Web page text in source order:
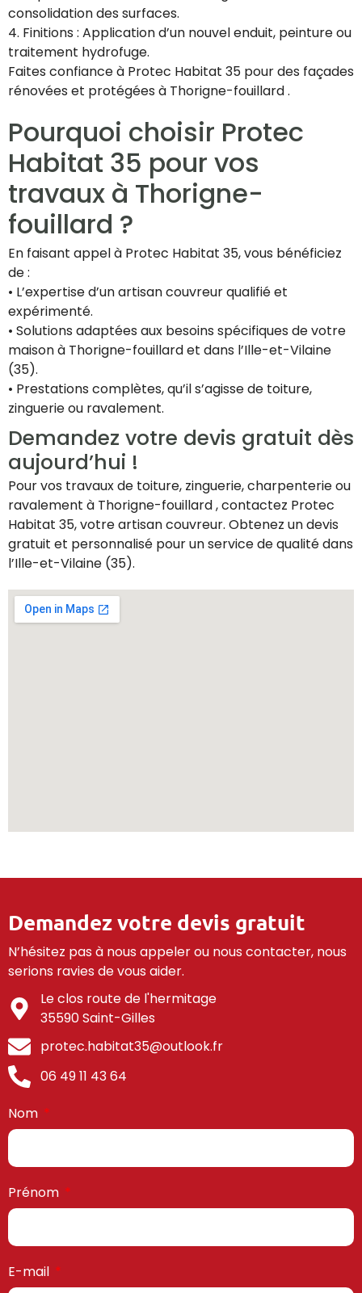
consolidation des surfaces.
4. Finitions : Application d’un nouvel enduit, peinture ou
traitement hydrofuge.
Faites confiance à Protec Habitat 35 pour des façades
rénovées et protégées à Thorigne-fouillard .
Pourquoi choisir Protec
Habitat 35 pour vos
travaux à Thorigne-
fouillard ?
En faisant appel à Protec Habitat 35, vous bénéficiez
de :
• L’expertise d’un artisan couvreur qualifié et
expérimenté.
• Solutions adaptées aux besoins spécifiques de votre
maison à Thorigne-fouillard et dans l’Ille-et-Vilaine
(35).
• Prestations complètes, qu’il s’agisse de toiture,
zinguerie ou ravalement.
Demandez votre devis gratuit dès
aujourd’hui !
Pour vos travaux de toiture, zinguerie, charpenterie ou
ravalement à Thorigne-fouillard , contactez Protec
Habitat 35, votre artisan couvreur. Obtenez un devis
gratuit et personnalisé pour un service de qualité dans
l’Ille-et-Vilaine (35).
Demandez votre devis gratuit
N’hésitez pas à nous appeler ou nous contacter, nous
serions ravies de vous aider.
Le clos route de l'hermitage
35590 Saint-Gilles
protec.habitat35@outlook.fr
06 49 11 43 64
Nom
Prénom
E-mail